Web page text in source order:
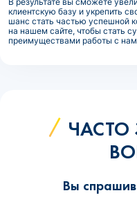
клиентскую базу и укрепить
шанс стать частью успешной
на нашем сайте, чтобы стать
преимуществами работы с
ЧАСТО
Вы